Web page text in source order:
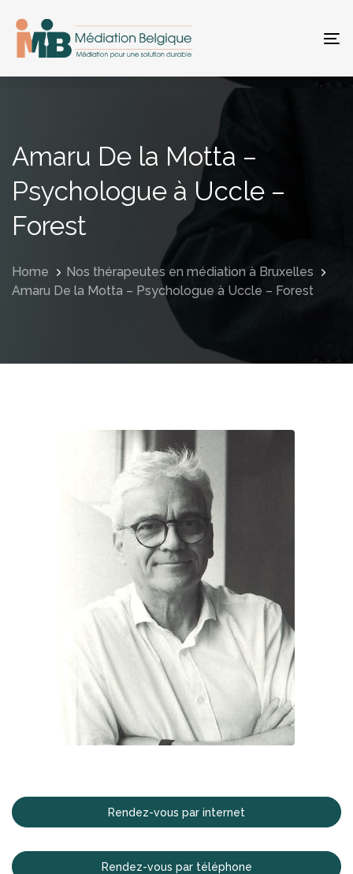
links
primary
Amaru De la Motta –
Psychologue à Uccle –
Forest
Home
Nos thérapeutes en médiation à Bruxelles
Amaru De la Motta – Psychologue à Uccle – Forest
Rendez-vous par internet
Rendez-vous par téléphone